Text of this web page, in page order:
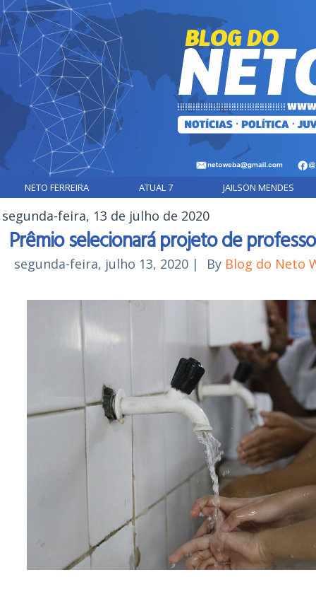
NETO FERREIRA ATUAL 7 JAILSON MENDES
segunda-feira, 13 de julho de 2020
Prêmio selecionará projeto de
segunda-feira, julho 13, 2020 | By Blog do Neto
Abrir O Campo De Busca